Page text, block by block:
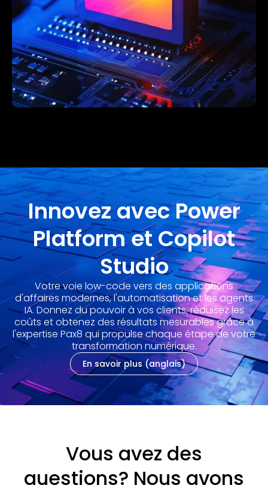
Innovez avec Power
Platform et Copilot
Studio
Votre voie low-code vers des applications
d'affaires modernes, l'automatisation et les agents
IA. Donnez du pouvoir à vos clients, réduisez les
coûts et obtenez des résultats mesurables grâce à
l'expertise Pax8 qui propulse chaque étape de votre
transformation numérique.
En savoir plus (anglais)
Vous avez des
questions? Nous avons